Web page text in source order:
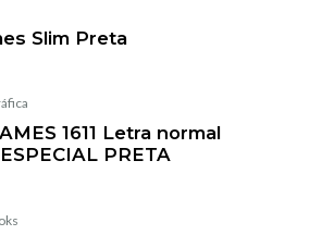
Slim Preta
1611 Letra normal
PRETA